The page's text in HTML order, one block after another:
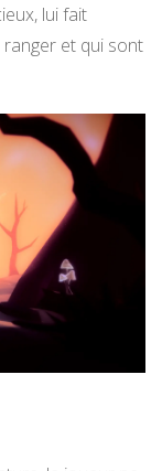
lui fait
et qui sont